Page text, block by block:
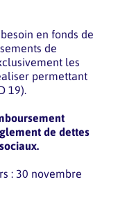
en fonds de
de
les
permettant
19).
de dettes
: 30 novembre